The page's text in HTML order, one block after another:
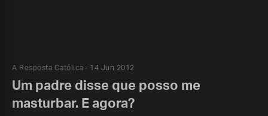
A Resposta Católica 14 Jun 2012
Um padre disse que posso me
masturbar. E agora?